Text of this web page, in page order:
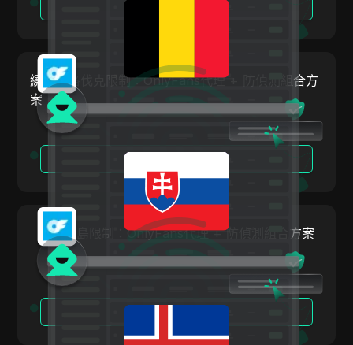
Crypto.com
Dailymotion
Deezer
Discord
Disney+
eBay
Etsy
Ezoic
Facebook Ads
保加利亞
塞普勒斯
捷克
丹麥
希臘
匈牙利
冰島
繞過斯洛伐克限制：OnlyFans代理 + 防偵測組合方
案
繞過冰島限制：OnlyFans代理 + 防偵測組合方案